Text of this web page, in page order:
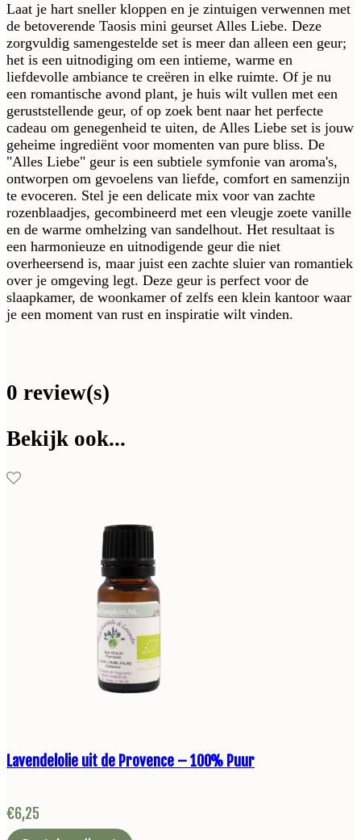
Laat je hart sneller kloppen en je zintuigen verwennen met
de betoverende Taosis mini geurset Alles Liebe. Deze
zorgvuldig samengestelde set is meer dan alleen een geur;
het is een uitnodiging om een intieme, warme en
liefdevolle ambiance te creëren in elke ruimte. Of je nu
een romantische avond plant, je huis wilt vullen met een
geruststellende geur, of op zoek bent naar het perfecte
cadeau om genegenheid te uiten, de Alles Liebe set is jouw
geheime ingrediënt voor momenten van pure bliss. De
"Alles Liebe" geur is een subtiele symfonie van aroma's,
ontworpen om gevoelens van liefde, comfort en samenzijn
te evoceren. Stel je een delicate mix voor van zachte
rozenblaadjes, gecombineerd met een vleugje zoete vanille
en de warme omhelzing van sandelhout. Het resultaat is
een harmonieuze en uitnodigende geur die niet
overheersend is, maar juist een zachte sluier van romantiek
over je omgeving legt. Deze geur is perfect voor de
slaapkamer, de woonkamer of zelfs een klein kantoor waar
je een moment van rust en inspiratie wilt vinden.
0 review(s)
Bekijk ook...
Lavendelolie uit de Provence – 100% Puur
€6,25